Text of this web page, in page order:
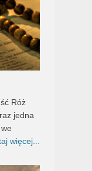
Róż
jedna
więcej...